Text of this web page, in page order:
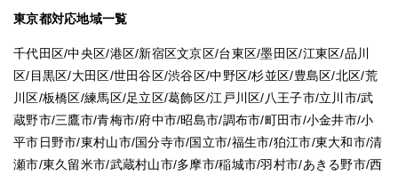
東京都対応地域一覧
千代田区/中央区/港区/新宿区文京区/台東区/墨田区/江東区/品川
区/目黒区/大田区/世田谷区/渋谷区/中野区/杉並区/豊島区/北区/荒
川区/板橋区/練馬区/足立区/葛飾区/江戸川区/八王子市/立川市/武
蔵野市/三鷹市/青梅市/府中市/昭島市/調布市/町田市/小金井市/小
平市日野市/東村山市/国分寺市/国立市/福生市/狛江市/東大和市/清
瀬市/東久留米市/武蔵村山市/多摩市/稲城市/羽村市/あきる野市/西